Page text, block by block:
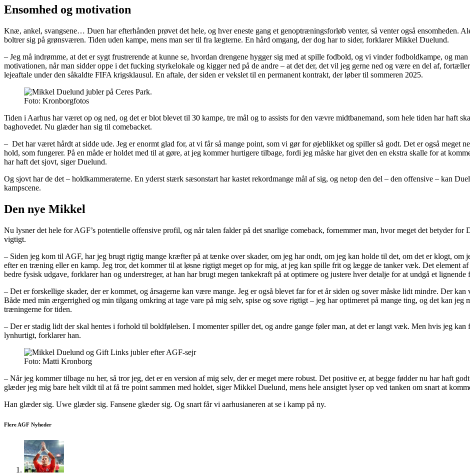
Ensomhed og motivation
Knæ, ankel, svangsene… Duen har efterhånden prøvet det hele, og hver eneste gang et genoptræningsforløb venter, så venter også ensomheden.
boltrer sig på grønsværen. Tiden uden kampe, mens man ser til fra lægterne. En hård omgang, der dog har to sider, forklarer Mikkel Duelund.
– Jeg må indrømme, at det er sygt frustrerende at kunne se, hvordan drengene hygger sig med at spille fodbold, og vi vinder fodboldkampe, og
motivationen, når man sidder oppe i det fucking styrkelokale og kigger ned på de andre – at det der, det vil jeg gerne ned og være en del af,
lejeaftale under den såkaldte FIFA krigsklausul. En aftale, der siden er vekslet til en permanent kontrakt, der løber til sommeren 2025.
Foto: Kronborgfotos
Tiden i Aarhus har været op og ned, og det er blot blevet til 30 kampe, tre mål og to assists for den vævre midtbanemand, som hele tiden har haft
baghovedet. Nu glæder han sig til comebacket.
– Det har været hårdt at sidde ude. Jeg er enormt glad for, at vi får så mange point, som vi gør for øjeblikket og spiller så godt. Det er også meget
hold, som fungerer. På en måde er holdet med til at gøre, at jeg kommer hurtigere tilbage, fordi jeg måske har givet den en ekstra skalle for at
har haft det sjovt, siger Duelund.
Og sjovt har de det – holdkammeraterne. En yderst stærk sæsonstart har kastet rekordmange mål af sig, og netop den del – den offensive – kan
kampscene.
Den nye Mikkel
Nu lysner det hele for AGF’s potentielle offensive profil, og når talen falder på det snarlige comeback, fornemmer man, hvor meget det betyder
vigtigt.
– Siden jeg kom til AGF, har jeg brugt rigtig mange kræfter på at tænke over skader, om jeg har ondt, om jeg kan holde til det, om det er klogt, om
efter en træning eller en kamp. Jeg tror, det kommer til at løsne rigtigt meget op for mig, at jeg kan spille frit og lægge de tanker væk. Det element
bedre fysisk udgave, forklarer han og understreger, at han har brugt megen tankekraft på at optimere og justere hver detalje for at undgå et
– Det er forskellige skader, der er kommet, og årsagerne kan være mange. Jeg er også blevet far for et år siden og sover måske lidt mindre. Der
Både med min ærgerrighed og min tilgang omkring at tage vare på mig selv, spise og sove rigtigt – jeg har optimeret på mange ting, og det kan
træningerne for tiden.
– Der er stadig lidt der skal hentes i forhold til boldfølelsen. I momenter spiller det, og andre gange føler man, at det er langt væk. Men hvis jeg
lynhurtigt, forklarer han.
Foto: Matti Kronborg
– Når jeg kommer tilbage nu her, så tror jeg, det er en version af mig selv, der er meget mere robust. Det positive er, at begge fødder nu har haft
glæder jeg mig bare helt vildt til at få tre point sammen med holdet, siger Mikkel Duelund, mens hele ansigtet lyser op ved tanken om snart at
Han glæder sig. Uwe glæder sig. Fansene glæder sig. Og snart får vi aarhusianeren at se i kamp på ny.
Flere AGF Nyheder